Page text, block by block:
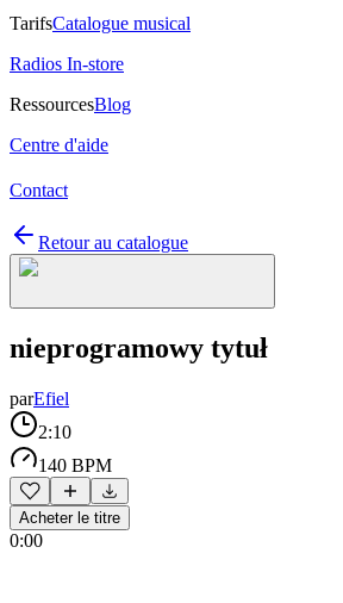
TarifsCatalogue musical
Radios In-store
RessourcesBlog
Centre d'aide
Contact
Retour au catalogue
nieprogramowy tytuł
parEfiel
2:10
140 BPM
Acheter le titre
0:00